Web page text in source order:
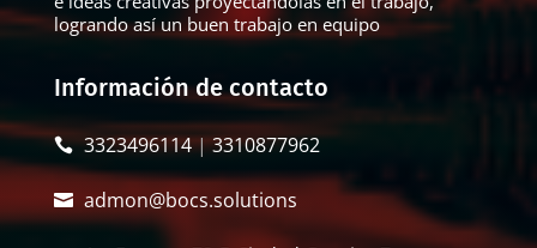
logrando así un buen trabajo en equipo
Información de contacto
 3323496114|3310877962
 admon@bocs.solutions